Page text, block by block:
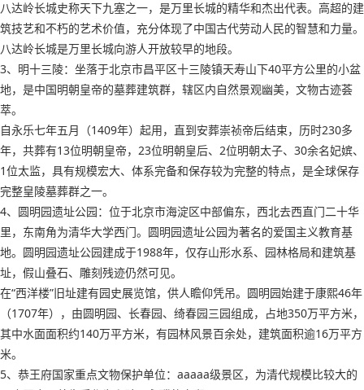
八达岭长城史称天下九塞之一，是万里长城的精华和杰出代表。高超的建
筑技艺和不朽的艺术价值，充分体现了中国古代劳动人民的智慧和力量。
八达岭长城是万里长城向游人开放较早的地段。
3、明十三陵：坐落于北京市昌平区十三陵镇天寿山下40平方公里的小盆
地，是中国明朝皇帝的墓葬建筑群，辖区内自然景观幽美，文物古迹荟
萃。
自永乐七年五月（1409年）起用，直到安葬崇祯帝后结束，历时230多
年，共葬有13位明朝皇帝，23位明朝皇后、2位明朝太子、30余名妃嫔、
1位太监，具有规模宏大、体系完备和保存较为完整的特点，是全球保存
完整皇陵墓葬群之一。
4、圆明园遗址公园：位于北京市海淀区中部偏东，西北去西直门二十华
里，东南角为清华大学西门。圆明园遗址公园为著名的爱国主义教育基
地。圆明园遗址公园建成于1988年，仅存山形水系、园林格局和建筑基
址，假山叠石、雕刻残迹仍然可见。
在“西洋楼”旧址建有园史展览馆，供人瞻仰凭吊。圆明园始建于康熙46年
（1707年），由圆明园、长春园、绮春园三园组成，占地350万平方米，
其中水面面积约140万平方米，有园林风景百余处，建筑面积逾16万平方
米。
5、恭王府国家重点文物保护单位：aaaaa级景区，为清代规模比较大的